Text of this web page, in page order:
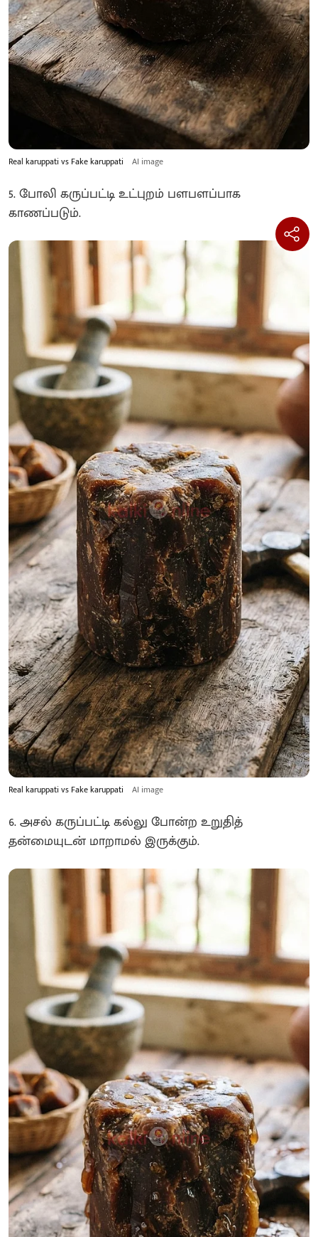
Real karuppati vs Fake karuppati AI image
5. போலி கருப்பட்டி உட்புறம் பளபளப்பாக
காணப்படும்.
Real karuppati vs Fake karuppati AI image
6. அசல் கருப்பட்டி கல்லு போன்ற உறுதித்
தன்மையுடன் மாறாமல் இருக்கும்.